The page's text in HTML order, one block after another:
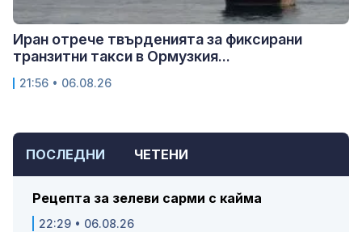
ПОСЛЕДНИ ЧЕТЕНИ
Рецепта за зелеви сарми с кайма
22:29 • 06.08.26
Иран отрече твърденията за фиксирани
транзитни такси в Ормузкия...
21:56 • 06.08.26